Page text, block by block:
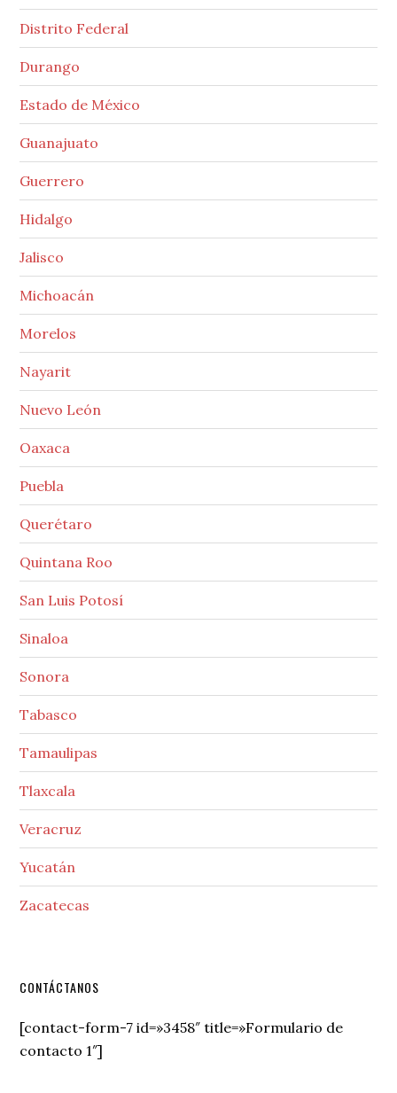
Distrito Federal
Durango
Estado de México
Guanajuato
Guerrero
Hidalgo
Jalisco
Michoacán
Morelos
Nayarit
Nuevo León
Oaxaca
Puebla
Querétaro
Quintana Roo
San Luis Potosí
Sinaloa
Sonora
Tabasco
Tamaulipas
Tlaxcala
Veracruz
Yucatán
Zacatecas
Secondary
Sidebar
CONTÁCTANOS
[contact-form-7 id=»3458″ title=»Formulario de
contacto 1″]